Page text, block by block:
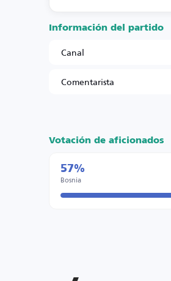
Información del partido
Canal
Comentarista
Votación de aficionados
57%
Bosnia